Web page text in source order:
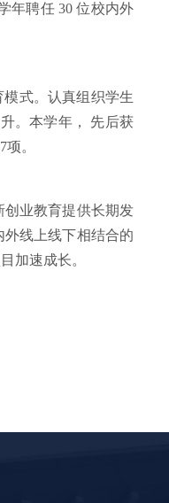
年聘任 30 位校内外
模式。认真组织学生
。本学年， 先后获
。
创业教育提供长期发
外线上线下相结合的
加速成长。